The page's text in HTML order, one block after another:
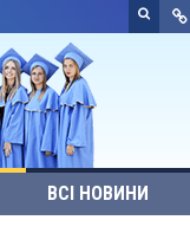
ВСІ НОВИНИ